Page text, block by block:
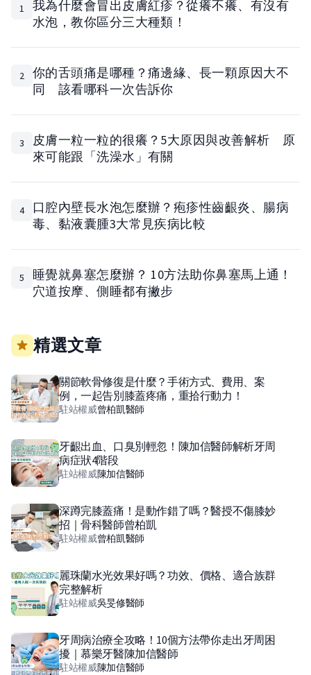
1
我為什麼會冒出皮膚紅疹？從癢不癢、有沒有
水泡，教你區分三大種類！
2
你的舌頭痛是哪種？痛邊緣、長一顆原因大不
同 該看哪科一次告訴你
3
皮膚一粒一粒的很癢？5大原因與改善解析 原
來可能跟「洗澡水」有關
4
口腔內壁長水泡怎麼辦？疱疹性齒齦炎、腸病
毒、黏液囊腫3大常見疾病比較
5
睡覺就鼻塞怎麼辦？ 10方法助你鼻塞馬上通！
穴道按摩、側睡都有撇步
精選文章
關節軟骨修復是什麼？手術方式、費用、案
例，一起告別膝蓋疼痛，重拾行動力！
駐站權威曾柏凱醫師
牙齦出血、口臭別輕忽！陳加信醫師解析牙周
病症狀4階段
駐站權威陳加信醫師
深蹲完膝蓋痛！是動作錯了嗎？醫授不傷膝妙
招｜骨科醫師曾柏凱
駐站權威曾柏凱醫師
麗珠蘭水光效果好嗎？功效、價格、適合族群
完整解析
駐站權威吳旻修醫師
牙周病治療全攻略！10個方法帶你走出牙周困
擾｜慕樂牙醫陳加信醫師
駐站權威陳加信醫師